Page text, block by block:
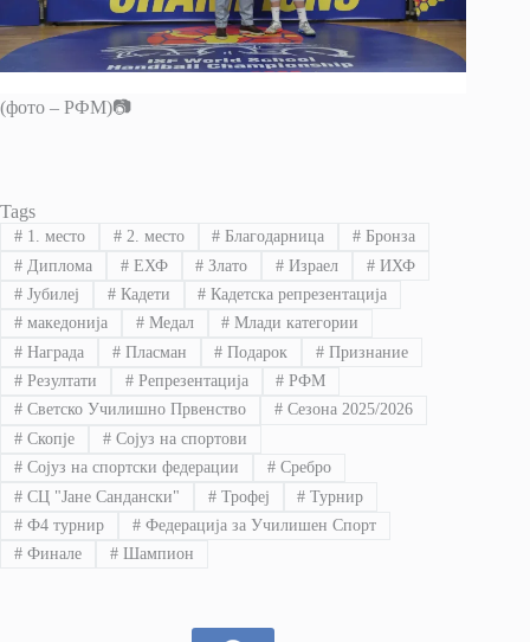
(фото – РФМ)📷
Tags
#1. место #2. место # Благодарница # Бронза
#Диплома #ЕХФ # Злато # Израел # ИХФ
#Јубилеј #Кадети # Кадетска репрезентација
#македонија #Медал # Млади категории
#Награда #Пласман # Подарок # Признание
#Резултати #Репрезентација # РФМ
#Светско Училишно Првенство #Сезона 2025/2026
#Скопје #Сојуз на спортови
#Сојуз на спортски федерации #Сребро
#СЦ "Јане Сандански" #Трофеј # Турнир
#Ф4 турнир #Федерација за Училишен Спорт
#Финале #Шампион